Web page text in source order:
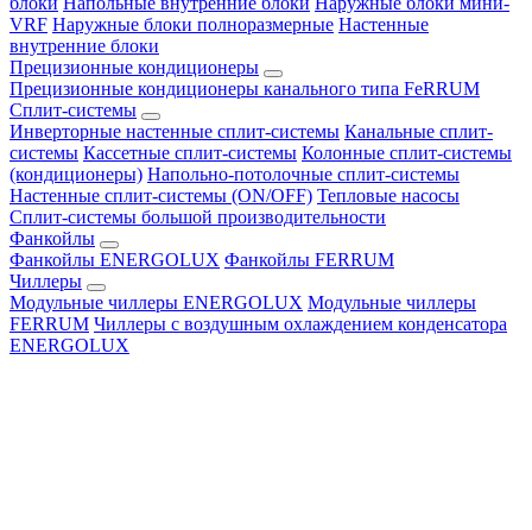
VRF Наружные блоки полноразмерные Настенные
внутренние блоки
Прецизионные кондиционеры
Прецизионные кондиционеры канального типа FeRRUM
Сплит-системы
Инверторные настенные сплит-системы Канальные сплит-
системы Кассетные сплит-системы Колонные сплит-системы
(кондиционеры) Напольно-потолочные сплит-системы
Настенные сплит-системы (ON/OFF) Тепловые насосы
Сплит-системы большой производительности
Фанкойлы
Фанкойлы ENERGOLUX Фанкойлы FERRUM
Чиллеры
Модульные чиллеры ENERGOLUX Модульные чиллеры
FERRUM Чиллеры с воздушным охлаждением конденсатора
ENERGOLUX